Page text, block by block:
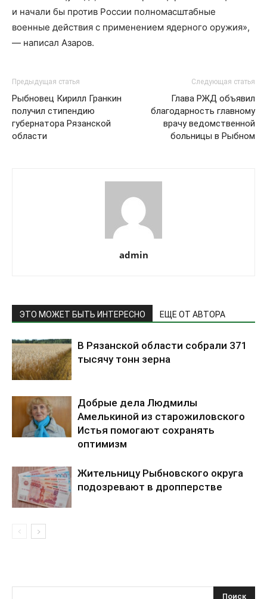
и начали бы против России полномасштабные
военные действия с применением ядерного оружия»,
— написал Азаров.
Предыдущая статья
Рыбновец Кирилл Гранкин
получил стипендию
губернатора Рязанской
области
Следующая статья
Глава РЖД объявил
благодарность главному
врачу ведомственной
больницы в Рыбном
admin
ЭТО МОЖЕТ БЫТЬ ИНТЕРЕСНО ЕЩЕ ОТ АВТОРА
В Рязанской области собрали 371
тысячу тонн зерна
Добрые дела Людмилы
Амелькиной из старожиловского
Истья помогают сохранять
оптимизм
Жительницу Рыбновского округа
подозревают в дропперстве